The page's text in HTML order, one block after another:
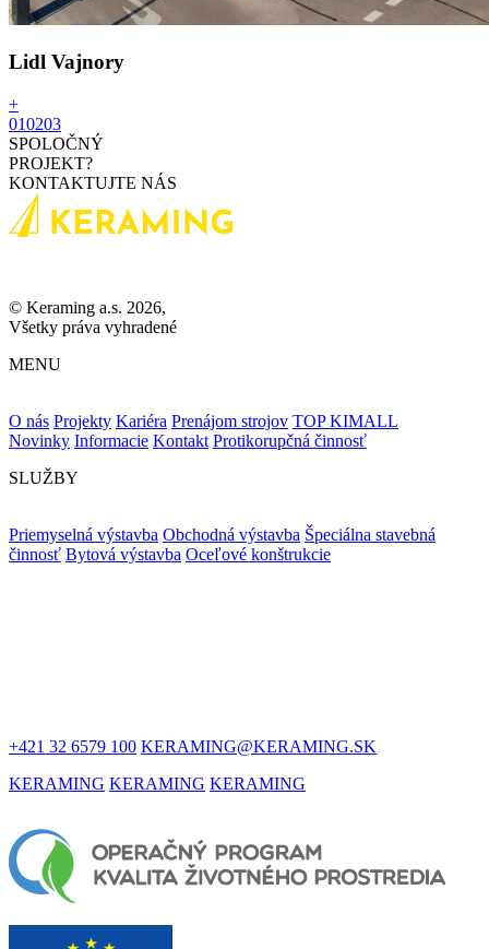
Lidl Vajnory
+
010203
SPOLOČNÝ
PROJEKT?
KONTAKTUJTE NÁS
© Keraming a.s. 2026,
Všetky práva vyhradené
MENU
O nás Projekty Kariéra Prenájom strojov TOP KIMALL
Novinky Informacie Kontakt Protikorupčná činnosť
SLUŽBY
Priemyselná výstavba Obchodná výstavba Špeciálna stavebná
činnosť Bytová výstavba Oceľové konštrukcie
+421 32 6579 100 KERAMING@KERAMING.SK
KERAMING KERAMING KERAMING